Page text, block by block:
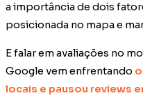
a importância de dois
posicionada no mapa e
E falar em avaliações no
Google vem enfrentando
locais e pausou reviews